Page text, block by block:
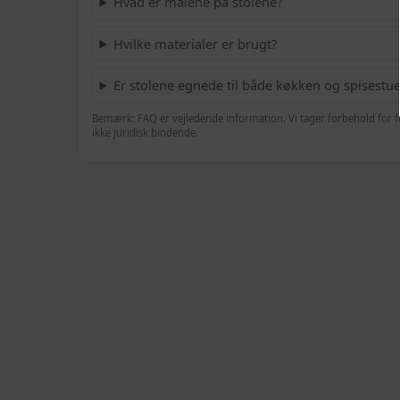
Hvilke materialer er brugt?
Er stolene egnede til både køkken og spisestue?
Bemærk: FAQ er vejledende information. Vi tager forbehold for
ikke juridisk bindende.